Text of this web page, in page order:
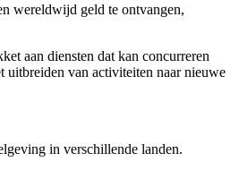
wereldwijd geld te ontvangen,
aan diensten dat kan concurreren
uitbreiden van activiteiten naar nieuwe
in verschillende landen.